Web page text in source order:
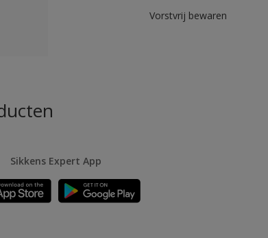
Vorstvrij bewaren
Sikkens Expert App